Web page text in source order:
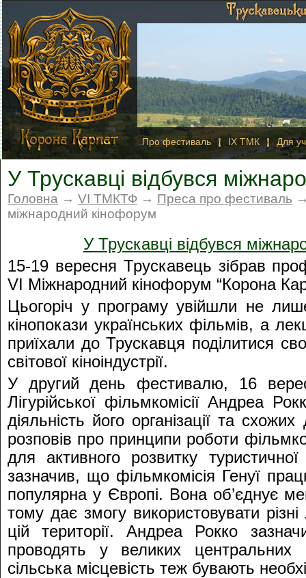
Про фестиваль IX ТМК Для
У Трускавці відбувся
Головна → VI ТМКТФ → Преса про фестиваль
міжнародний кінофорум
У Трускавці відбувся
15-19 вересня Трускавець зібрав
VI Міжнародний кінофорум “Корона
Цьогоріч у програму увійшли не
кінопокази українських фільмів, а
приїхали до Трускавця поділитися
світової кіноіндустрії.
У другий день фестивалю, 16
Лігурійської фільмкомісії Андреа
діяльність його організації та
розповів про принципи роботи
для активного розвитку
зазначив, що фільмкомісія Генуї
популярна у Європі. Вона об’єднує
тому дає змогу використовувати
цій території. Андреа Рокко
проводять у великих
сільська місцевість теж бувають